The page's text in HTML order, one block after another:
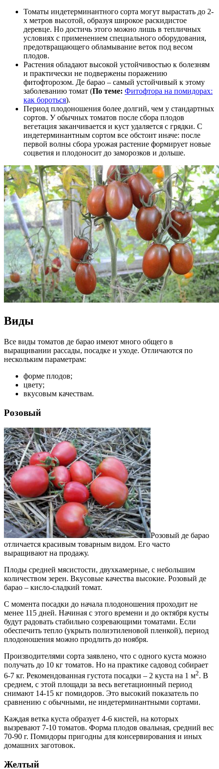
Томаты индетерминантного сорта могут вырастать до 2-
х метров высотой, образуя широкое раскидистое
деревце. Но достичь этого можно лишь в тепличных
условиях с применением специального оборудования,
предотвращающего обламывание веток под весом
плодов.
Растения обладают высокой устойчивостью к болезням
и практически не подвержены поражению
фитофторозом. Де барао – самый устойчивый к этому
заболеванию томат (По теме: Фитофтора на помидорах:
как бороться).
Период плодоношения более долгий, чем у стандартных
сортов. У обычных томатов после сбора плодов
вегетация заканчивается и куст удаляется с грядки. С
индетерминантным сортом все обстоит иначе: после
первой волны сбора урожая растение формирует новые
соцветия и плодоносит до заморозков и дольше.
Виды
Все виды томатов де барао имеют много общего в
выращивании рассады, посадке и уходе. Отличаются по
нескольким параметрам:
форме плодов;
цвету;
вкусовым качествам.
Розовый
Розовый де барао
отличается красивым товарным видом. Его часто
выращивают на продажу.
Плоды средней мясистости, двухкамерные, с небольшим
количеством зерен. Вкусовые качества высокие. Розовый де
барао – кисло-сладкий томат.
С момента посадки до начала плодоношения проходит не
менее 115 дней. Начиная с этого времени и до октября кусты
будут радовать стабильно созревающими томатами. Если
обеспечить тепло (укрыть полиэтиленовой пленкой), период
плодоношения можно продлить до ноября.
Производителями сорта заявлено, что с одного куста можно
получать до 10 кг томатов. Но на практике садовод собирает
6-7 кг. Рекомендованная густота посадки – 2 куста на 1 м2. В
среднем, с этой площади за весь вегетационный период
снимают 14-15 кг помидоров. Это высокий показатель по
сравнению с обычными, не индетерминантными сортами.
Каждая ветка куста образует 4-6 кистей, на которых
вызревают 7-10 томатов. Форма плодов овальная, средний вес
70-90 г. Помидоры пригодны для консервирования и иных
домашних заготовок.
Желтый